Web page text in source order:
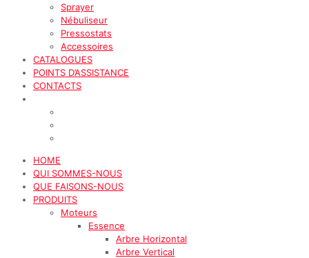
Sprayer
Nébuliseur
Pressostats
Accessoires
CATALOGUES
POINTS D’ASSISTANCE
CONTACTS
HOME
QUI SOMMES-NOUS
QUE FAISONS-NOUS
PRODUITS
Moteurs
Essence
Arbre Horizontal
Arbre Vertical